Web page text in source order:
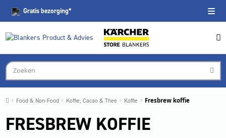
Gratisbezorging*
Food & Non-Food Koffie, Cacao & Thee Koffie Fresbrew koffie
FRESBREW KOFFIE